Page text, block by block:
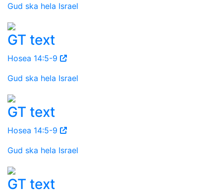
Gud ska hela Israel
GT text
Hosea 14:5-9
Gud ska hela Israel
GT text
Hosea 14:5-9
Gud ska hela Israel
GT text